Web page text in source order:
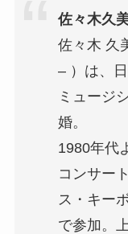
佐々木久
佐々木 久
– ）は、
ミュージ
婚。
1980年代
コンサー
ス・キー
で参加。